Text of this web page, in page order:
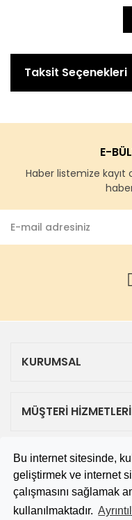
Bu internet sitesinde,
geliştirmek ve internet
çalışmasını sağlamak
kullanılmaktadır.
Taksit Seçenekleri
E-
Haber listemize
KURUMSAL
MÜŞTERİ HİZMETLERİ
ALIŞVERİŞ